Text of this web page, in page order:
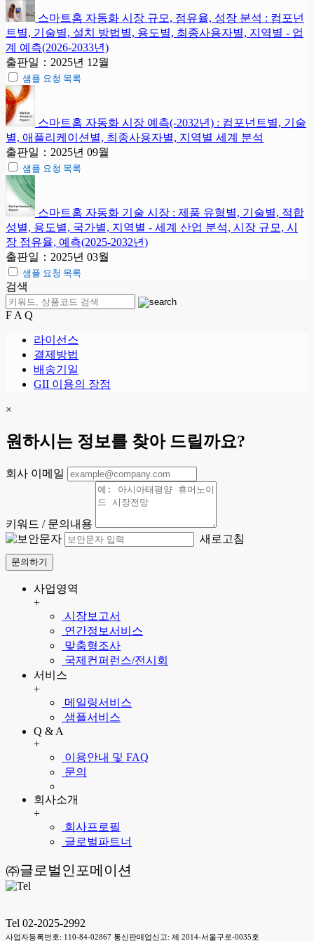
스마트홈 자동화 시장 규모, 점유율, 성장 분석 : 컴포넌
트별, 기술별, 설치 방법별, 용도별, 최종사용자별, 지역별 - 업
계 예측(2026-2033년)
출판일：2025년 12월
샘플 요청 목록
스마트홈 자동화 시장 예측(-2032년) : 컴포넌트별, 기술
별, 애플리케이션별, 최종사용자별, 지역별 세계 분석
출판일：2025년 09월
샘플 요청 목록
스마트홈 자동화 기술 시장 : 제품 유형별, 기술별, 적합
성별, 용도별, 국가별, 지역별 - 세계 산업 분석, 시장 규모, 시
장 점유율, 예측(2025-2032년)
출판일：2025년 03월
샘플 요청 목록
검색
F A Q
라이선스
결제방법
배송기일
GII 이용의 장점
×
원하시는 정보를 찾아 드릴까요?
회사 이메일
키워드 / 문의내용
새로고침
문의하기
사업영역
+
시장보고서
연간정보서비스
맞춤형조사
국제컨퍼런스/전시회
서비스
+
메일링서비스
샘플서비스
Q & A
+
이용안내 및 FAQ
문의
회사소개
+
회사프로필
글로벌파트너
㈜글로벌인포메이션
Tel 02-2025-2992
사업자등록번호: 110-84-02867 통신판매업신고: 제 2014-서울구로-0035호